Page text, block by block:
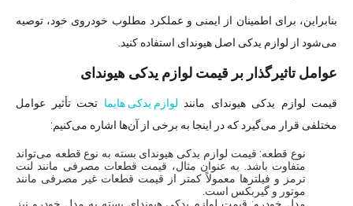
بنابراین، برای اطمینان از ایمنی و عملکرد مطلوب خودروی خود، توصیه
می‌شود از لوازم یدکی اصل هیوندای استفاده کنید.
عوامل تاثیرگذار بر قیمت لوازم یدکی هیوندای
قیمت لوازم یدکی هیوندای مانند لوازم یدکی هایما تحت تأثیر عوامل
مختلفی قرار می‌گیرد که در اینجا به برخی از آن‌ها اشاره می‌کنیم:
نوع قطعه: قیمت لوازم یدکی هیوندای بسته به نوع قطعه می‌تواند
متفاوت باشد. به عنوان مثال، قیمت قطعات مصرفی مانند لنت
ترمز و فیلترها معمولاً کمتر از قیمت قطعات غیر مصرفی مانند
موتور و گیربکس است.